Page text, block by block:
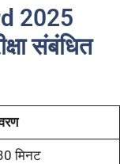
2025
संबंधित
मिनट